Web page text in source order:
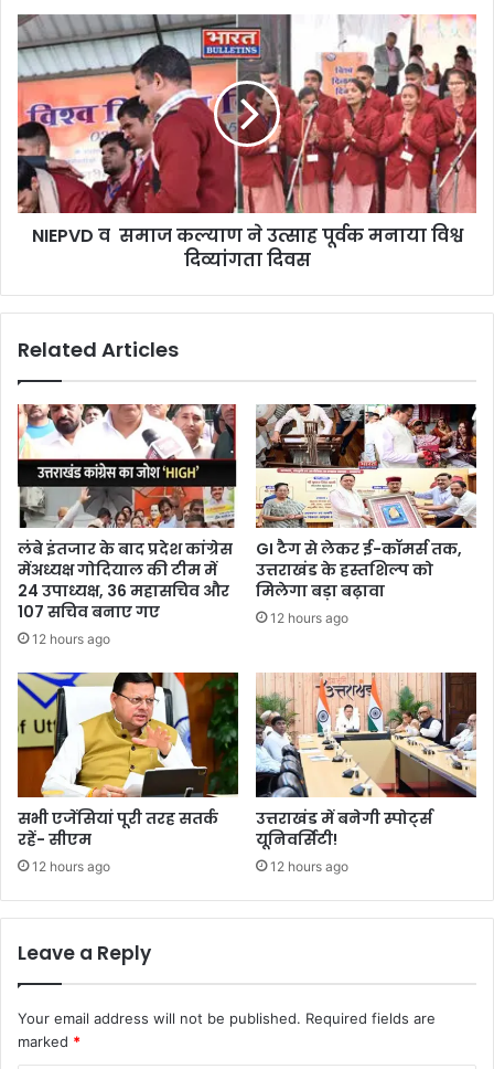
NIEPVD व समाज कल्याण ने उत्साह पूर्वक मनाया विश्व
दिव्यांगता दिवस
Related Articles
लंबे इंतजार के बाद प्रदेश कांग्रेस
मेंअध्यक्ष गोदियाल की टीम में
24 उपाध्यक्ष, 36 महासचिव और
107 सचिव बनाए गए
12 hours ago
GI टैग से लेकर ई-कॉमर्स तक,
उत्तराखंड के हस्तशिल्प को
मिलेगा बड़ा बढ़ावा
12 hours ago
सभी एजेंसियां पूरी तरह सतर्क
रहें- सीएम
12 hours ago
उत्तराखंड में बनेगी स्पोर्ट्स
यूनिवर्सिटी!
12 hours ago
Leave a Reply
Your email address will not be published. Required fields are
marked *